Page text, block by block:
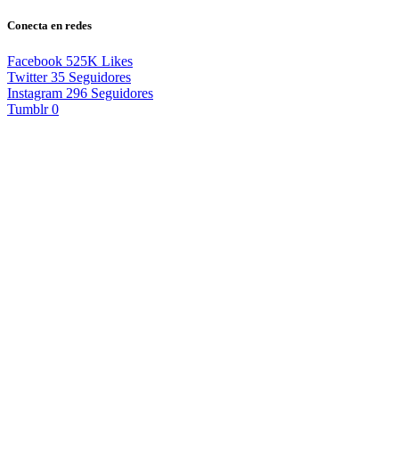
Conecta en redes
Facebook 525K Likes
Twitter 35 Seguidores
Instagram 296 Seguidores
Tumblr 0